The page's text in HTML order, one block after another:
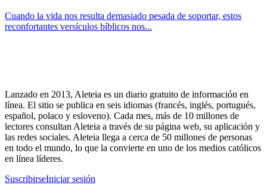
Cuando la vida nos resulta demasiado pesada de soportar, estos
reconfortantes versículos bíblicos nos...
Lanzado en 2013, Aleteia es un diario gratuito de información en
línea. El sitio se publica en seis idiomas (francés, inglés, portugués,
español, polaco y esloveno). Cada mes, más de 10 millones de
lectores consultan Aleteia a través de su página web, su aplicación y
las redes sociales. Aleteia llega a cerca de 50 millones de personas
en todo el mundo, lo que la convierte en uno de los medios católicos
en línea líderes.
SuscribirseIniciar sesión